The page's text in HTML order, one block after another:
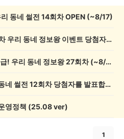
동네 썰전 14회차 OPEN (~8/17)
💰[당첨자 발표] 26회차 우리 동네 정보왕 이벤트 당첨자를 발표합니다!
💸 전원 2,000캐시 지급! 우리 동네 정보왕 27회차 (~8/10)
💰[당첨자 발표] 우리 동네 썰전 12회차 당첨자를 발표합니다!
영정책 (25.08 ver)
1